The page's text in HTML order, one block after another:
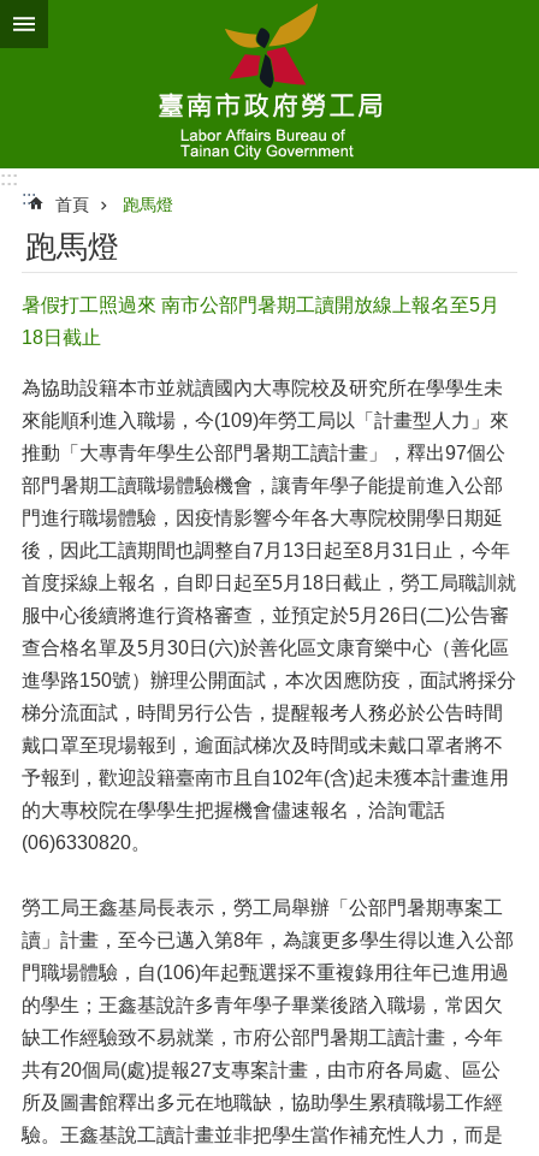
跳到主要內容區塊
:::
:::
首頁 跑馬燈
跑馬燈
暑假打工照過來 南市公部門暑期工讀開放線上報名至5月
18日截止
為協助設籍本市並就讀國內大專院校及研究所在學學生未
來能順利進入職場，今(109)年勞工局以「計畫型人力」來
推動「大專青年學生公部門暑期工讀計畫」，釋出97個公
部門暑期工讀職場體驗機會，讓青年學子能提前進入公部
門進行職場體驗，因疫情影響今年各大專院校開學日期延
後，因此工讀期間也調整自7月13日起至8月31日止，今年
首度採線上報名，自即日起至5月18日截止，勞工局職訓就
服中心後續將進行資格審查，並預定於5月26日(二)公告審
查合格名單及5月30日(六)於善化區文康育樂中心（善化區
進學路150號）辦理公開面試，本次因應防疫，面試將採分
梯分流面試，時間另行公告，提醒報考人務必於公告時間
戴口罩至現場報到，逾面試梯次及時間或未戴口罩者將不
予報到，歡迎設籍臺南市且自102年(含)起未獲本計畫進用
的大專校院在學學生把握機會儘速報名，洽詢電話
(06)6330820。
勞工局王鑫基局長表示，勞工局舉辦「公部門暑期專案工
讀」計畫，至今已邁入第8年，為讓更多學生得以進入公部
門職場體驗，自(106)年起甄選採不重複錄用往年已進用過
的學生；王鑫基說許多青年學子畢業後踏入職場，常因欠
缺工作經驗致不易就業，市府公部門暑期工讀計畫，今年
共有20個局(處)提報27支專案計畫，由市府各局處、區公
所及圖書館釋出多元在地職缺，協助學生累積職場工作經
驗。王鑫基說工讀計畫並非把學生當作補充性人力，而是